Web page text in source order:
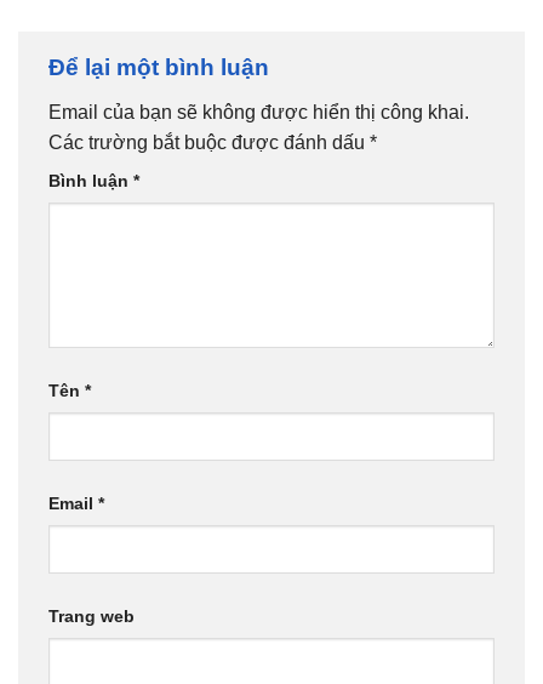
Để lại một bình luận
Email của bạn sẽ không được hiển thị công khai.
Các trường bắt buộc được đánh dấu *
Bình luận *
Tên *
Email *
Trang web